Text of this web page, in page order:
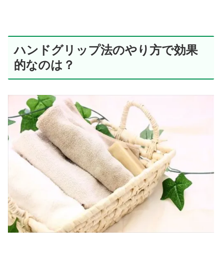
ハンドグリップ法のやり方で効果
的なのは？